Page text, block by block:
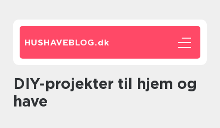
HUSHAVEBLOG.dk
DIY-projekter til hjem og
have